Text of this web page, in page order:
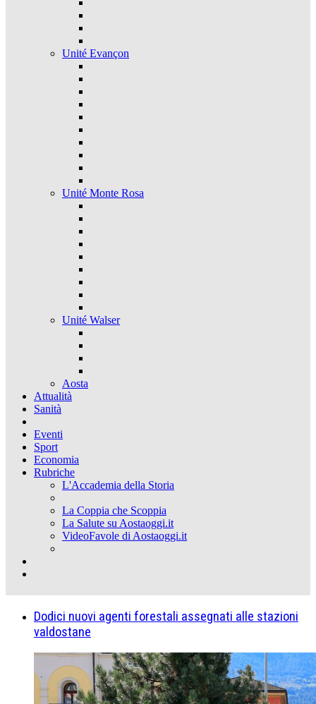
Unité Evançon
Unité Monte Rosa
Unité Walser
Aosta
Attualità
Sanità
Eventi
Sport
Economia
Rubriche
L'Accademia della Storia
La Coppia che Scoppia
La Salute su Aostaoggi.it
VideoFavole di Aostaoggi.it
Dodici nuovi agenti forestali assegnati alle stazioni
valdostane